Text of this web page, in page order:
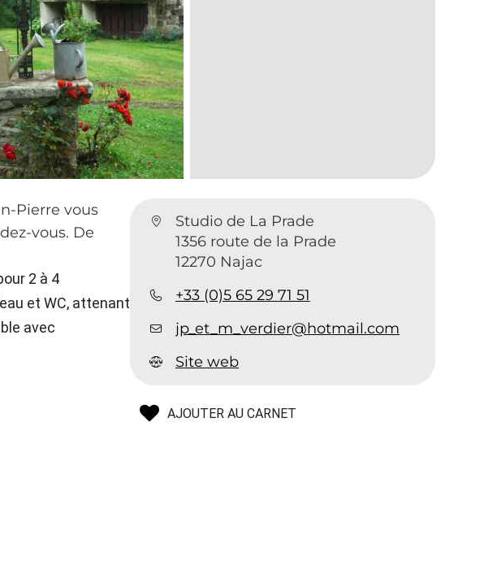
Studio de La Prade
1356 route de la Prade
12270 Najac
+33 (0)5 65 29 71 51
jp_et_m_verdier@hotmail.com
Site web
AJOUTER AU CARNET
Pierre vous
vous. De
2 à 4
et WC, attenant
avec